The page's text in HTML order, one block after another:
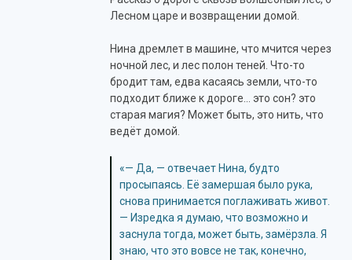
Лесном царе и возвращении домой.
Нина дремлет в машине, что мчится через
ночной лес, и лес полон теней. Что-то
бродит там, едва касаясь земли, что-то
подходит ближе к дороге… это сон? это
старая магия? Может быть, это нить, что
ведёт домой.
«— Да, — отвечает Нина, будто
просыпаясь. Её замершая было рука,
снова принимается поглаживать живот.
— Изредка я думаю, что возможно и
заснула тогда, может быть, замёрзла. Я
знаю, что это вовсе не так, конечно,